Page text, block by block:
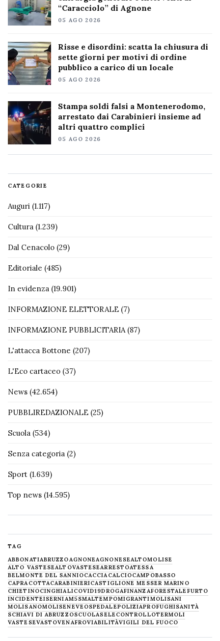
“Caracciolo” di Agnone
05 AGO 2026
Risse e disordini: scatta la chiusura di
sette giorni per motivi di ordine
pubblico a carico di un locale
05 AGO 2026
Stampa soldi falsi a Montenerodomo,
arrestato dai Carabinieri insieme ad
altri quattro complici
05 AGO 2026
CATEGORIE
Auguri (1.117)
Cultura (1.239)
Dal Cenacolo (29)
Editoriale (485)
In evidenza (19.901)
INFORMAZIONE ELETTORALE (7)
INFORMAZIONE PUBBLICITARIA (87)
L'attacca Bottone (207)
L'Eco cartaceo (37)
News (42.654)
PUBBLIREDAZIONALE (25)
Scuola (534)
Senza categoria (2)
Sport (1.639)
Top news (14.595)
TAG
ABBONATIABRUZZOAGNONEAGNONESEALTOMOLISE
ALTO VASTESEALTOVASTESEARRESTOATESSA
BELMONTE DEL SANNIOCACCIA CALCIOCAMPOBASSO
CAPRACOTTACARABINIERICASTIGLIONE MESSER MARINO
CHIETINOCINGHIALICOVID19DROGAFINANZAFORESTALE FURTO
INCIDENTEISERNIAM5SMALTEMPOMIGRANTIMOLISANI
MOLISANOMOLISENEVE OSPEDALEPOLIZIAPROFUGHISANITÀ
SCHIAVI DI ABRUZZOSCUOLASELECONTROLLOTERMOLI
VASTESEVASTOVENAFROVIABILITÀVIGILI DEL FUOCO